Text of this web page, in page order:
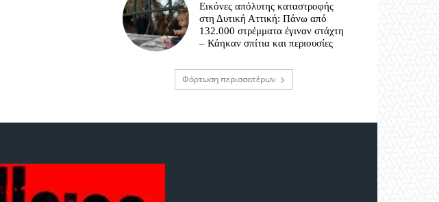
Εικόνες απόλυτης καταστροφής
στη Δυτική Αττική: Πάνω από
132.000 στρέμματα έγιναν στάχτη
– Κάηκαν σπίτια και περιουσίες
Φόρτωση περισσοτέρων